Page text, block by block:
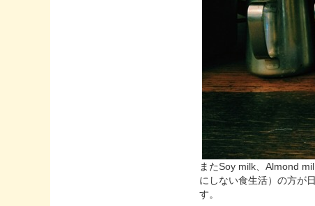
またSoy milk、Almond
にしない食生活）の方が
す。